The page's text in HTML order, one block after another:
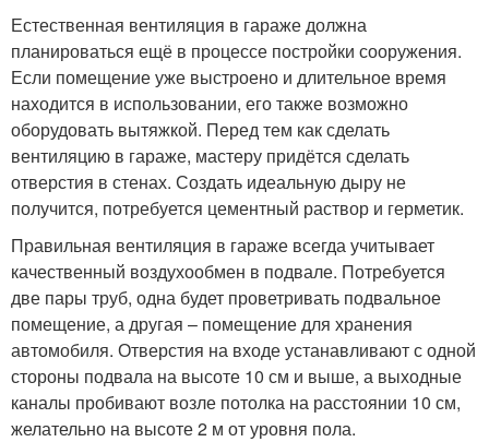
Естественная вентиляция в гараже должна
планироваться ещё в процессе постройки сооружения.
Если помещение уже выстроено и длительное время
находится в использовании, его также возможно
оборудовать вытяжкой. Перед тем как сделать
вентиляцию в гараже, мастеру придётся сделать
отверстия в стенах. Создать идеальную дыру не
получится, потребуется цементный раствор и герметик.
Правильная вентиляция в гараже всегда учитывает
качественный воздухообмен в подвале. Потребуется
две пары труб, одна будет проветривать подвальное
помещение, а другая – помещение для хранения
автомобиля. Отверстия на входе устанавливают с одной
стороны подвала на высоте 10 см и выше, а выходные
каналы пробивают возле потолка на расстоянии 10 см,
желательно на высоте 2 м от уровня пола.